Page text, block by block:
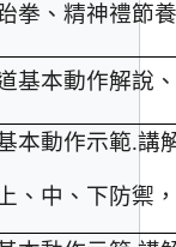
拳、精神禮節
基本動作解說
本動作示範.講
、中、下防禦